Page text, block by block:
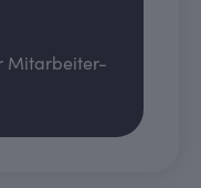
Mitarbeiter-